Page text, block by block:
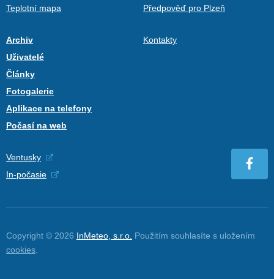
Teplotní mapa
Předpověď pro Plzeň
Archiv
Uživatelé
Články
Fotogalerie
Aplikace na telefony
Počasí na web
Kontakty
Ventusky
In-počasie
Copyright © 2026 InMeteo, s.r.o. Použitím souhlasíte s uložením
cookies